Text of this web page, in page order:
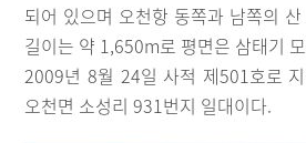
되어 있으며 오천항 동쪽과 남쪽의
길이는 약 1,650m로 평면은 삼태기
2009년 8월 24일 사적 제501호로
오천면 소성리 931번지 일대이다.